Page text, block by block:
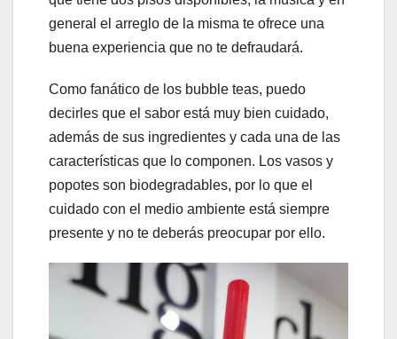
general el arreglo de la misma te ofrece una
buena experiencia que no te defraudará.
Como fanático de los bubble teas, puedo
decirles que el sabor está muy bien cuidado,
además de sus ingredientes y cada una de las
características que lo componen. Los vasos y
popotes son biodegradables, por lo que el
cuidado con el medio ambiente está siempre
presente y no te deberás preocupar por ello.